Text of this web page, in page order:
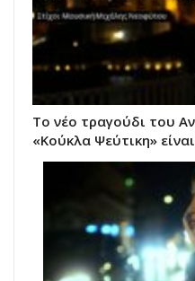
Το νέο τραγούδι του
«Κούκλα Ψεύτικη»